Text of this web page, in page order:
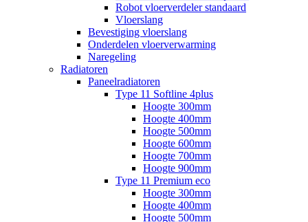
Robot vloerverdeler standaard
Vloerslang
Bevestiging vloerslang
Onderdelen vloerverwarming
Naregeling
Radiatoren
Paneelradiatoren
Type 11 Softline 4plus
Hoogte 300mm
Hoogte 400mm
Hoogte 500mm
Hoogte 600mm
Hoogte 700mm
Hoogte 900mm
Type 11 Premium eco
Hoogte 300mm
Hoogte 400mm
Hoogte 500mm